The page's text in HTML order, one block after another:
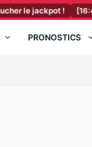
! [16:40] OM
PRONOSTICS